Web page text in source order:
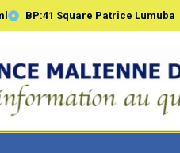
BP:41 Square Patrice Lumuba